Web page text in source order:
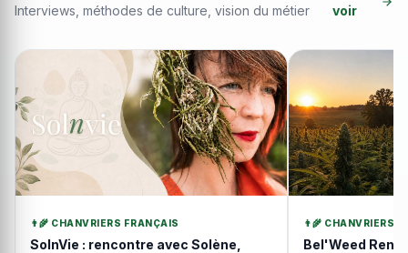
Interviews, méthodes de culture, vision du métier voir
👨‍🌾 CHANVRIERS FRANÇAIS
SolnVie : rencontre avec Solène,
👨‍🌾 CHANVRIERS
Bel'Weed